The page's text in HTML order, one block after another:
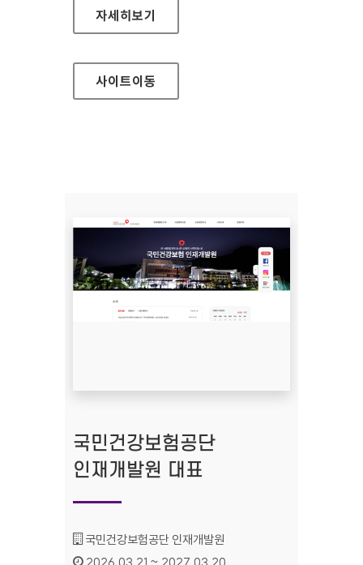
국민건강보험공단 인재개발원(모바일웹)
자세히보기
사이트이동
국민건강보험공단
인재개발원 대표
기관명 :
국민건강보험공단 인재개발원
인증기간 :